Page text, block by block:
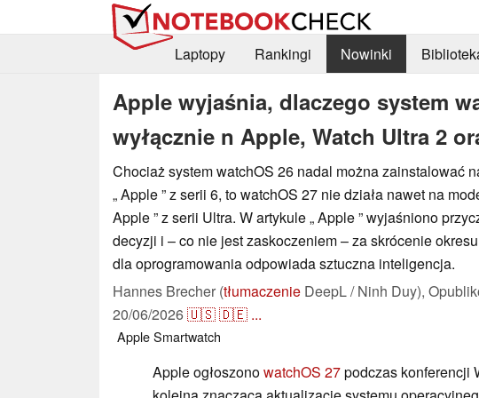
Laptopy Rankingi Nowinki
Apple wyjaśnia, dlaczego system
wyłącznie n Apple, Watch Ultra 2
Chociaż system watchOS 26 nadal można zainstalować
„ Apple ” z serii 6, to watchOS 27 nie działa nawet na
Apple ” z serii Ultra. W artykule „ Apple ” wyjaśniono
decyzji i – co nie jest zaskoczeniem – za skrócenie
dla oprogramowania odpowiada sztuczna inteligencja.
Hannes Brecher (tłumaczenie DeepL / Ninh Duy),
20/06/2026🇺🇸🇩🇪 ...
AppleSmartwatch
Apple ogłoszonowatchOS 27podczas konferencji